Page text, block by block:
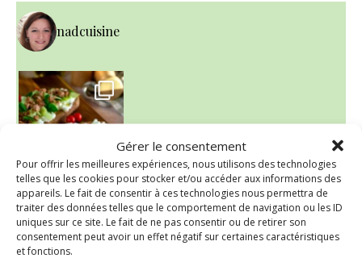
Gérer le consentement
Pour offrir les meilleures expériences, nous utilisons des technologies
telles que les cookies pour stocker et/ou accéder aux informations des
appareils. Le fait de consentir à ces technologies nous permettra de
traiter des données telles que le comportement de navigation ou les ID
uniques sur ce site. Le fait de ne pas consentir ou de retirer son
consentement peut avoir un effet négatif sur certaines caractéristiques
et fonctions.
nadcuisine
~ NICE CREAM À LA FRAISE ~
Presque un mois que